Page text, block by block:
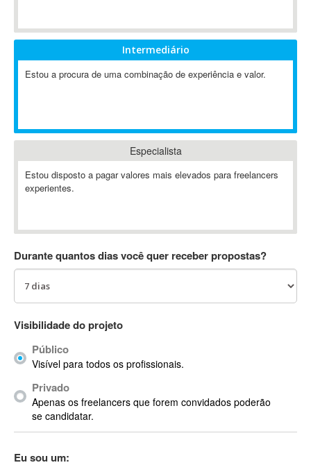
ABIS
AbleCommerce
Ableton
Abstract
Abstract Window Toolkit (AWT)
AC Drives
ACDSee
ACPI
Acrobat X
Acronis
ACT
Actian
Actimize
ActionScript
Active Directory
Intermediário
Estou a procura de uma combinação de experiência e valor.
Especialista
Estou disposto a pagar valores mais elevados para freelancers
experientes.
Durante quantos dias você quer receber propostas?
Visibilidade do projeto
Público
Visível para todos os profissionais.
Privado
Apenas os freelancers que forem convidados poderão
se candidatar.
Eu sou um: